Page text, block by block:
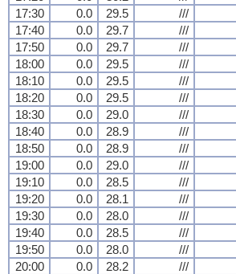
17:30
0.0 29.5 ///
17:40
0.0 29.7 ///
17:50
0.0 29.7 ///
18:00
0.0 29.5 ///
18:10
0.0 29.5 ///
18:20
0.0 29.5 ///
18:30
0.0 29.0 ///
18:40
0.0 28.9 ///
18:50
0.0 28.9 ///
19:00
0.0 29.0 ///
19:10
0.0 28.5 ///
19:20
0.0 28.1 ///
19:30
0.0 28.0 ///
19:40
0.0 28.5 ///
19:50
0.0 28.0 ///
20:00
0.0 28.2 ///